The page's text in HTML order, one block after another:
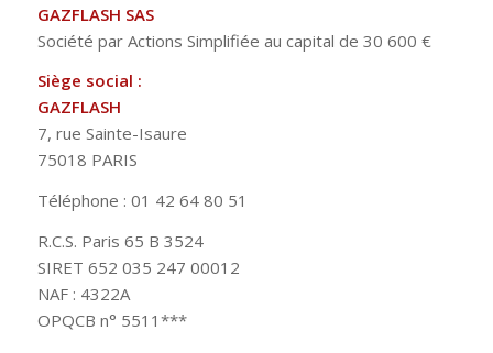
GAZFLASH SAS
Société par Actions Simplifiée au capital de 30 600 €
Siège social :
GAZFLASH
7, rue Sainte-Isaure
75018 PARIS
Téléphone : 01 42 64 80 51
R.C.S. Paris 65 B 3524
SIRET 652 035 247 00012
NAF : 4322A
OPQCB n° 5511***